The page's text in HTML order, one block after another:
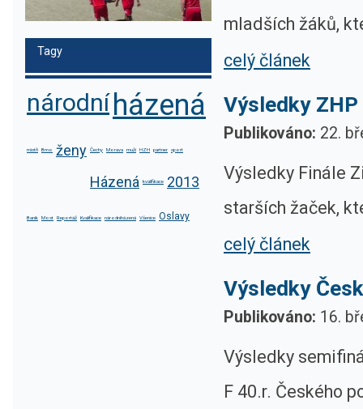
Tagy
národní házená
mistři Brno ženy Čechy Morava muži HZH partner sport
Házená kvalifikace 2013
Baník Most Reportáž Kvalifikace národníházená Všenice Oslavy
mladších žáků,
celý článek
Výsledky
Publikováno: 22.
Výsledky Finále
starších žaček,
celý článek
Výsledky
Publikováno: 16.
Výsledky
F 40.r. Českého